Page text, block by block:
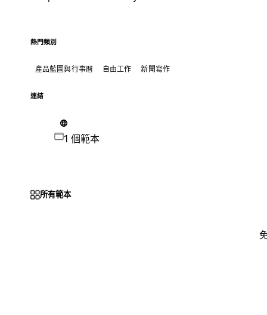
熱門類別
產品藍圖與行事曆 自由工作 新聞寫作
連結
1 個範本
所有範本